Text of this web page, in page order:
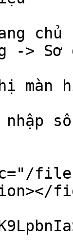
chủ
->
màn
nhập
files/